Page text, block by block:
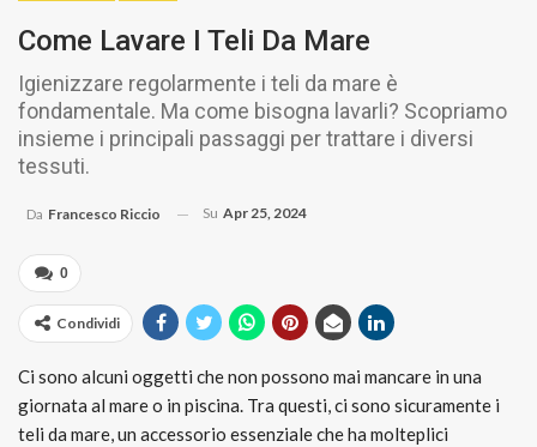
Come Lavare I Teli Da Mare
Igienizzare regolarmente i teli da mare è
fondamentale. Ma come bisogna lavarli? Scopriamo
insieme i principali passaggi per trattare i diversi
tessuti.
Da Francesco Riccio Su Apr 25, 2024
0
Condividi
Ci sono alcuni oggetti che non possono mai mancare in una
giornata al mare o in piscina. Tra questi, ci sono sicuramente i
teli da mare, un accessorio essenziale che ha molteplici